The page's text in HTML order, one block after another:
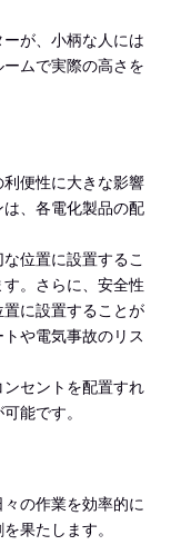
が、小柄な人には
ムで実際の高さを
便性に大きな影響
、各電化製品の配
位置に設置するこ
。さらに、安全性
に設置することが
や電気事故のリス
セントを配置すれ
能です。
の作業を効率的に
果たします。